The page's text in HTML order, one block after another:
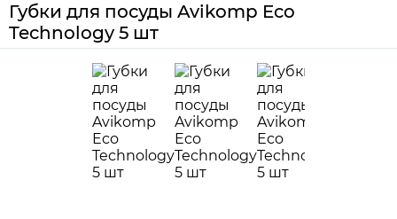
Губки для посуды Avikomp Eco
Technology 5 шт